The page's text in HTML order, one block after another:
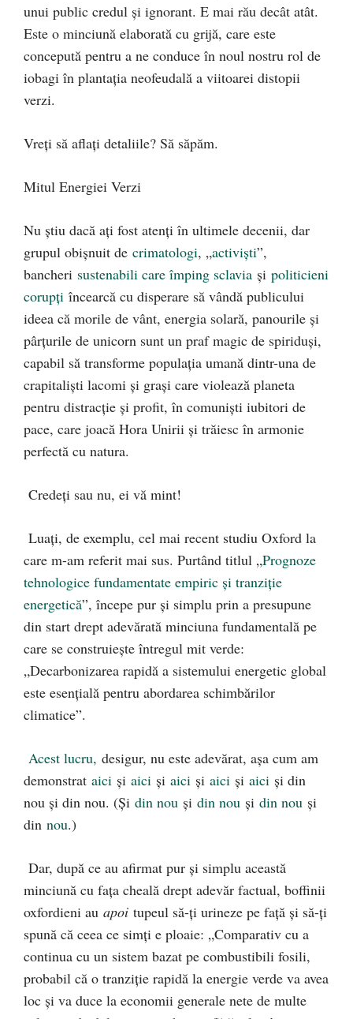
unui public credul și ignorant. E mai rău decât atât.
Este o minciună elaborată cu grijă, care este
concepută pentru a ne conduce în noul nostru rol de
iobagi în plantația neofeudală a viitoarei distopii
verzi.
Vreți să aflați detaliile? Să săpăm.
Mitul Energiei Verzi
Nu știu dacă ați fost atenți în ultimele decenii, dar
grupul obișnuit de crimatologi, „activiști”,
bancheri sustenabili care împing sclavia și politicieni
corupți încearcă cu disperare să vândă publicului
ideea că morile de vânt, energia solară, panourile și
pârțurile de unicorn sunt un praf magic de spiriduși,
capabil să transforme populația umană dintr-una de
crapitaliști lacomi și grași care violează planeta
pentru distracție și profit, în comuniști iubitori de
pace, care joacă Hora Unirii și trăiesc în armonie
perfectă cu natura.
Credeți sau nu, ei vă mint!
Luați, de exemplu, cel mai recent studiu Oxford la
care m-am referit mai sus. Purtând titlul „Prognoze
tehnologice fundamentate empiric și tranziție
energetică”, începe pur și simplu prin a presupune
din start drept adevărată minciuna fundamentală pe
care se construiește întregul mit verde:
„Decarbonizarea rapidă a sistemului energetic global
este esențială pentru abordarea schimbărilor
climatice”.
Acest lucru, desigur, nu este adevărat, așa cum am
demonstrat aici și aici și aici și aici și aici și din
nou și din nou. (Și din nou și din nou și din nou și
din nou.)
Dar, după ce au afirmat pur și simplu această
minciună cu fața cheală drept adevăr factual, boffinii
oxfordieni au apoi tupeul să-ți urineze pe față și să-ți
spună că ceea ce simți e ploaie: „Comparativ cu a
continua cu un sistem bazat pe combustibili fosili,
probabil că o tranziție rapidă la energie verde va avea
loc și va duce la economii generale nete de multe